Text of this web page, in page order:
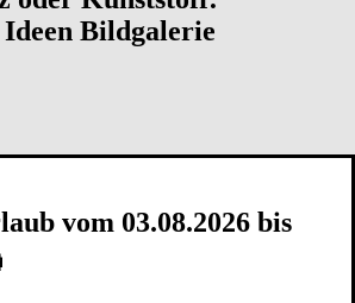
Bildgalerie
vom 03.08.2026 bis